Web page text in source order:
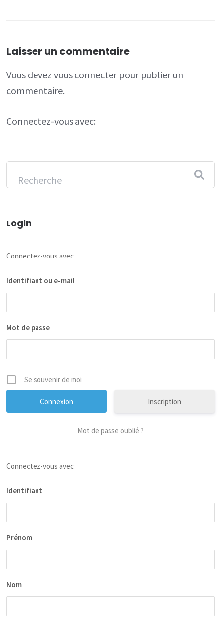
Laisser un commentaire
Vous devezvous connecterpour publier un
commentaire.
Connectez-vous avec:
Login
Connectez-vous avec:
Identifiant ou e-mail
Mot de passe
Se souvenir de moi
Inscription
Mot de passe oublié ?
Connectez-vous avec:
Identifiant
Prénom
Nom